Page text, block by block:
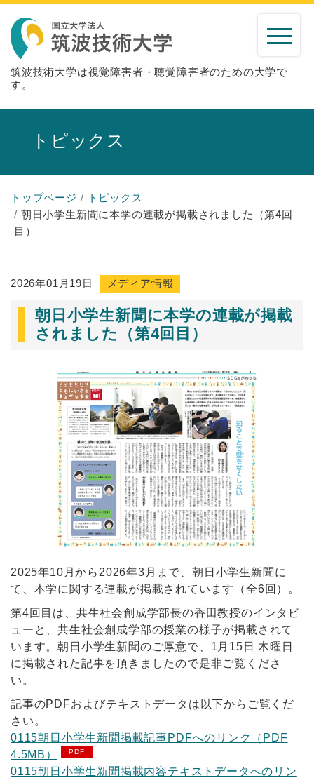
筑波技術大学は視覚障害者・聴覚障害者のための大学で
す。
トピックス
トップページ
トピックス
朝日小学生新聞に本学の連載が掲載されました（第4回
目）
2026年01月19日 メディア情報
朝日小学生新聞に本学の連載が掲載
されました（第4回目）
2025年10月から2026年3月まで、朝日小学生新聞に
て、本学に関する連載が掲載されています（全6回）。
第4回目は、共生社会創成学部長の香田教授のインタビ
ューと、共生社会創成学部の授業の様子が掲載されて
います。朝日小学生新聞のご厚意で、1月15日 木曜日
に掲載された記事を頂きましたので是非ご覧くださ
い。
記事のPDFおよびテキストデータは以下からご覧くだ
さい。
0115朝日小学生新聞掲載記事PDFへのリンク（PDF
4.5MB）
0115朝日小学生新聞掲載内容テキストデータへのリン